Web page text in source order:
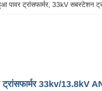
ट्रांसफार्मर, 33kV सबस्टेशन
33kv/13.8kV